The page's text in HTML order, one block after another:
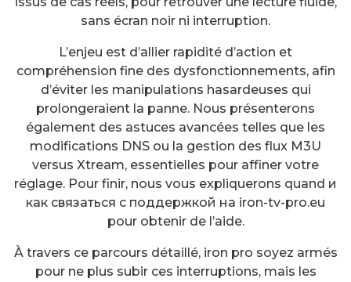
sans écran noir ni interruption.
L’enjeu est d’allier rapidité d’action et
compréhension fine des dysfonctionnements, afin
d’éviter les manipulations hasardeuses qui
prolongeraient la panne. Nous présenterons
également des astuces avancées telles que les
modifications DNS ou la gestion des flux M3U
versus Xtream, essentielles pour affiner votre
réglage. Pour finir, nous vous expliquerons quand и
как связаться с поддержкой на iron-tv-pro.eu
pour obtenir de l’aide.
À travers ce parcours détaillé, iron pro soyez armés
pour ne plus subir ces interruptions, mais les